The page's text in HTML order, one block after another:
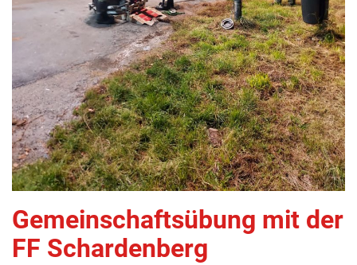
Gemeinschaftsübung mit der
FF Schardenberg